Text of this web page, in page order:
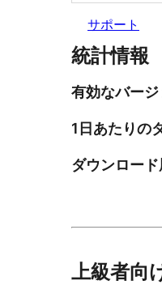
サポート
統計情報
有効なバー
1日あたりの
ダウンロー
上級者向